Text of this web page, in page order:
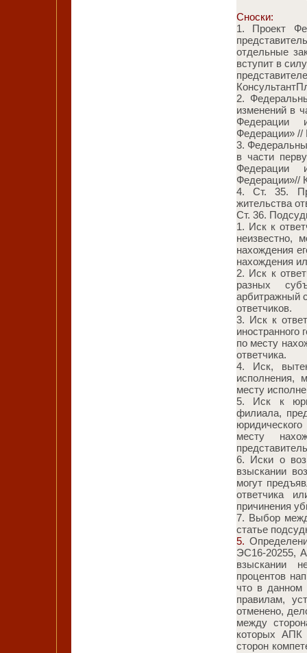
Сноски:
1. Проект
отдельные
вступит в
2.
изменений в
Федерации
Федерации» //
3.
в части
Федерации
Федерации»//
4. Ст. 35.
жительства
Ст. 36.
1. Иск к
неизвестно,
нахождения
нахождения
2. Иск к
разных
арбитражный
ответчиков.
3. Иск к
по месту
ответчика.
4. Иск,
исполнения,
месту
5. Иск к
филиала,
месту
6. Иски о
взыскании
могут
ответчика
причинения
7. Выбор
статье
5.
ЭС16-20255,
взыскании
процентов
что в данном
правилам,
отменено,
между
которых АПК
сторон